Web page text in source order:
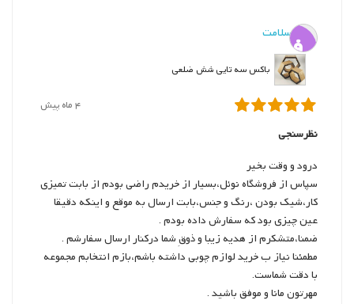
ف
ف. سلامت
باکس سه تایی شش ضلعی
4 ماه پیش
نظرسنجی
درود و وقت بخیر
سپاس از فروشگاه نوئل،بسیار از خریدم راضی بودم از بابت تمیزی
کار،شیک بودن ،رنگ و جنس،بابت ارسال به موقع و اینکه دقیقا
عین چیزی بود که سفارش داده بودم .
ضمنا،متشکرم از هدیه زیبا و ذوقِ شما درکنار ارسال سفارشم .
مطمئنا نیاز ب خرید لوازم چوبی داشته باشم،بازم انتخابم مجموعه
با دقت شماست.
مهرتون مانا و موفق باشید .